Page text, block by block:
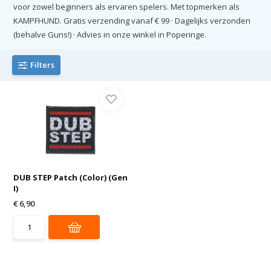
voor zowel beginners als ervaren spelers. Met topmerken als
KAMPFHUND. Gratis verzending vanaf € 99 · Dagelijks verzonden
(behalve Guns!) · Advies in onze winkel in Poperinge.
Filters
DUB STEP Patch (Color) (Gen
I)
€ 6,90